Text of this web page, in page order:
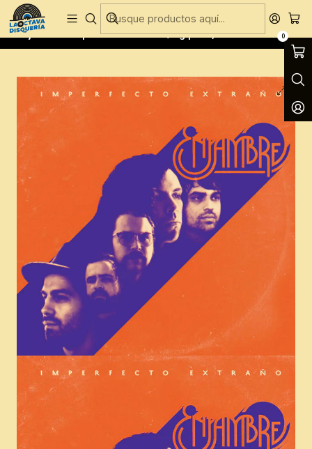
0
Entregas Gratis todos los días en Concepción
Inicio CD´S
CD´S Nuevos
Enjambre - Imperfecto Extraño (Digipack)